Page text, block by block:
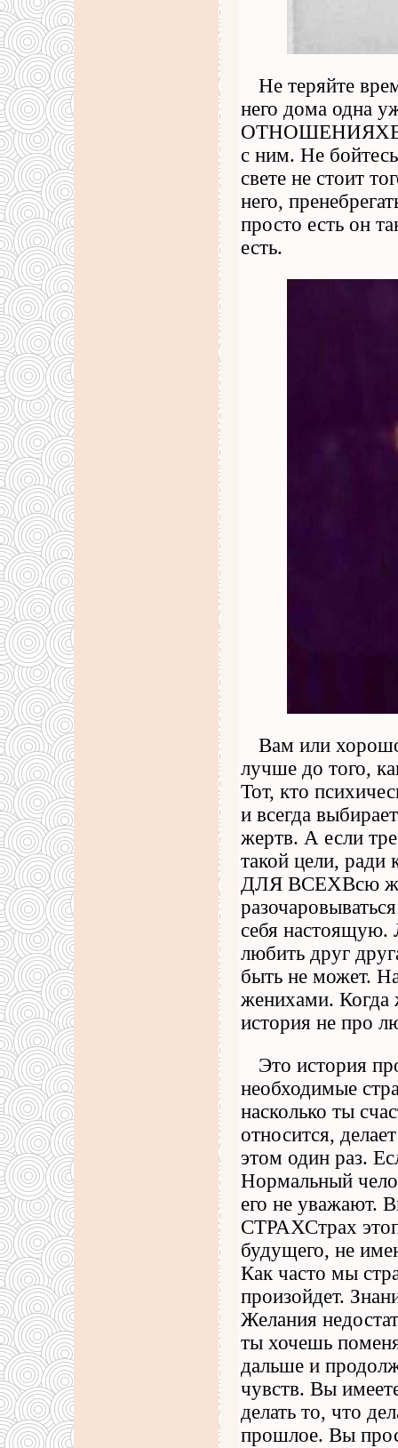
Не теряйте
него дома одна
с ним. Не
свете не стоит
него,
просто есть он
есть.
Вам или
лучше до того,
Тот, кто
и всегда
жертв. А если
такой цели, ради
ДЛЯ ВСЕХВсю
себя настоящую.
любить друг
быть не может.
женихами. Когда
история не про
Это история
необходимые
насколько ты
относится,
этом один раз.
Нормальный
его не уважают.
СТРАХСтрах
будущего, не
Как часто мы
произойдет.
Желания
ты хочешь
дальше и
чувств. Вы
делать то, что
прошлое. Вы